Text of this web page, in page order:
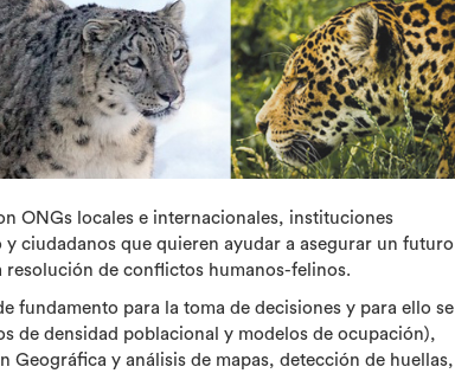
ONGs locales e internacionales, instituciones
ciudadanos que quieren ayudar a asegurar un futuro
resolución de conflictos humanos-felinos.
fundamento para la toma de decisiones y para ello se
de densidad poblacional y modelos de ocupación),
Geográfica y análisis de mapas, detección de huellas,